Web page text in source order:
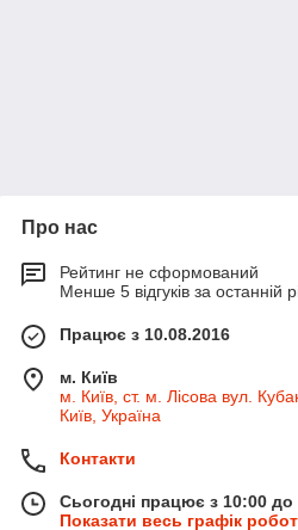
Про нас
Рейтинг не сформований
Менше 5 відгуків за останній
Працює з 10.08.2016
м. Київ
м. Київ, ст. м. Лісова вул.
Київ, Україна
Контакти
Сьогодні працює з 10:00 до
Показати весь графік